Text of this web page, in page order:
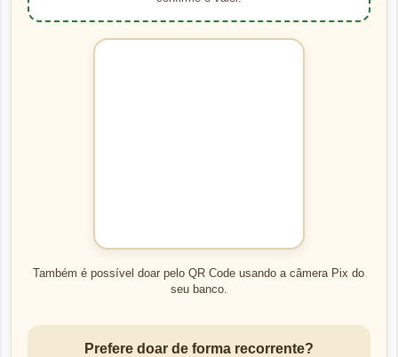
Também é possível doar pelo QR Code usando a câmera Pix do
seu banco.
Prefere doar de forma recorrente?